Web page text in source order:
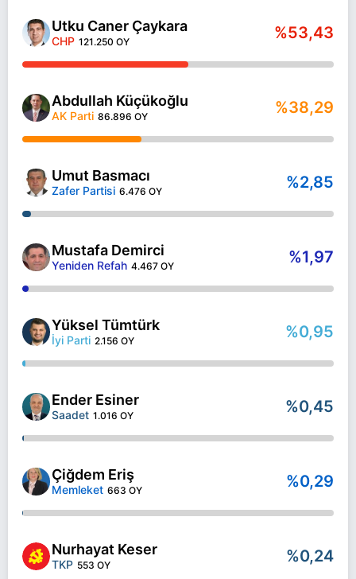
Utku Caner Çaykara
CHP 121.250 OY %53,43
Abdullah Küçükoğlu
AK Parti 86.896 OY %38,29
Umut Basmacı
Zafer Partisi 6.476 OY %2,85
Mustafa Demirci
Yeniden Refah 4.467 OY %1,97
Yüksel Tümtürk
İyi Parti 2.156 OY %0,95
Ender Esiner
Saadet 1.016 OY %0,45
Çiğdem Eriş
Memleket 663 OY %0,29
Nurhayat Keser
TKP 553 OY %0,24